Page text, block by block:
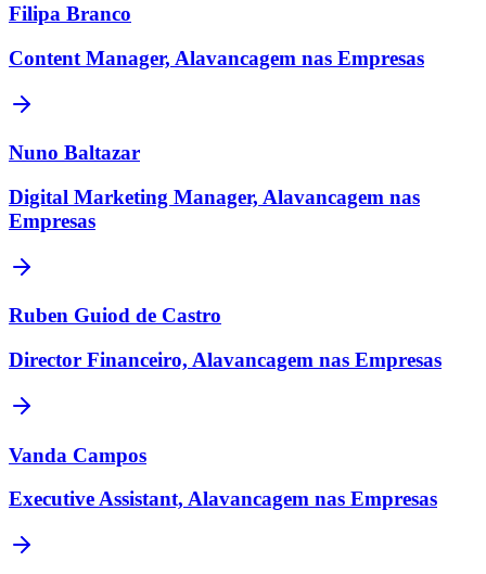
Filipa Branco
Content Manager, Alavancagem nas Empresas
Nuno Baltazar
Digital Marketing Manager, Alavancagem nas
Empresas
Ruben Guiod de Castro
Director Financeiro, Alavancagem nas Empresas
Vanda Campos
Executive Assistant, Alavancagem nas Empresas